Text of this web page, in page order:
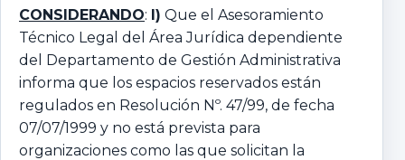
CONSIDERANDO: I) Que el Asesoramiento
Técnico Legal del Área Jurídica dependiente
del Departamento de Gestión Administrativa
informa que los espacios reservados están
regulados en Resolución Nº. 47/99, de fecha
07/07/1999 y no está prevista para
organizaciones como las que solicitan la